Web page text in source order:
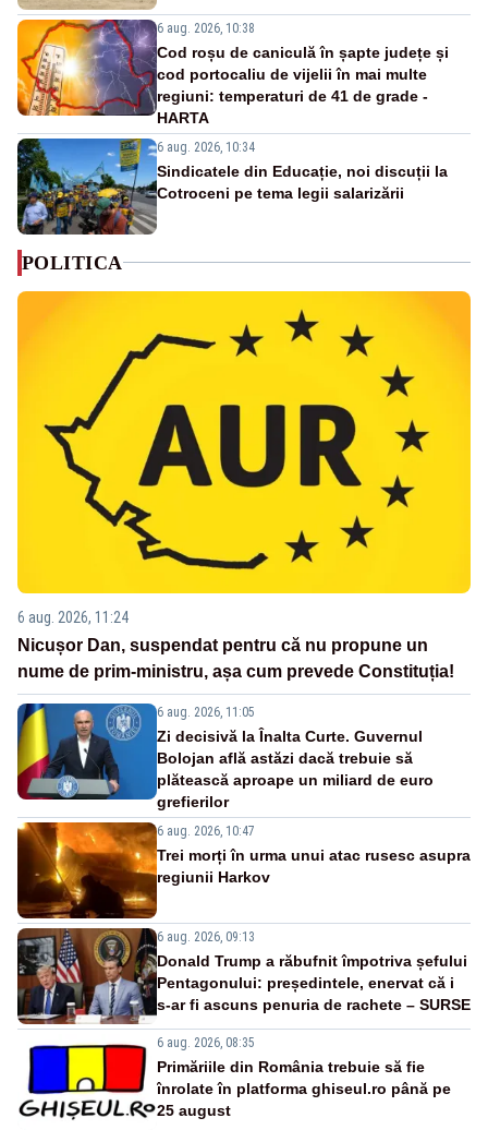
6 aug. 2026, 10:38
Cod roșu de caniculă în șapte județe și
cod portocaliu de vijelii în mai multe
regiuni: temperaturi de 41 de grade -
HARTA
6 aug. 2026, 10:34
Sindicatele din Educație, noi discuții la
Cotroceni pe tema legii salarizării
POLITICA
6 aug. 2026, 11:24
Nicușor Dan, suspendat pentru că nu propune un
nume de prim-ministru, așa cum prevede Constituția!
6 aug. 2026, 11:05
Zi decisivă la Înalta Curte. Guvernul
Bolojan află astăzi dacă trebuie să
plătească aproape un miliard de euro
grefierilor
6 aug. 2026, 10:47
Trei morți în urma unui atac rusesc asupra
regiunii Harkov
6 aug. 2026, 09:13
Donald Trump a răbufnit împotriva șefului
Pentagonului: președintele, enervat că i
s-ar fi ascuns penuria de rachete – SURSE
6 aug. 2026, 08:35
Primăriile din România trebuie să fie
înrolate în platforma ghiseul.ro până pe
25 august